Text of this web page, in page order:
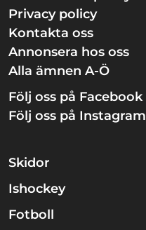
Privacy policy
Kontakta oss
Annonsera hos oss
Alla ämnen A-Ö
Följ oss på Facebook
Följ oss på Instagram
Skidor
Ishockey
Fotboll